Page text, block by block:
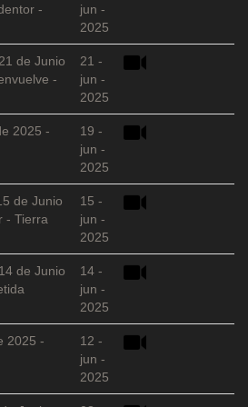
-
jun -
2025
de Junio
-
21 -
jun -
2025
2025 -
19 -
jun -
2025
de Junio
- Tierra
15 -
jun -
2025
de Junio
14 -
jun -
2025
2025 -
12 -
jun -
2025